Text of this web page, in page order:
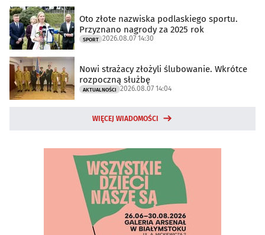
Oto złote nazwiska podlaskiego sportu.
Przyznano nagrody za 2025 rok
SPORT 2026.08.07 14:30
Nowi strażacy złożyli ślubowanie. Wkrótce
rozpoczną służbę
AKTUALNOŚCI 2026.08.07 14:04
WIĘCEJ WIADOMOŚCI